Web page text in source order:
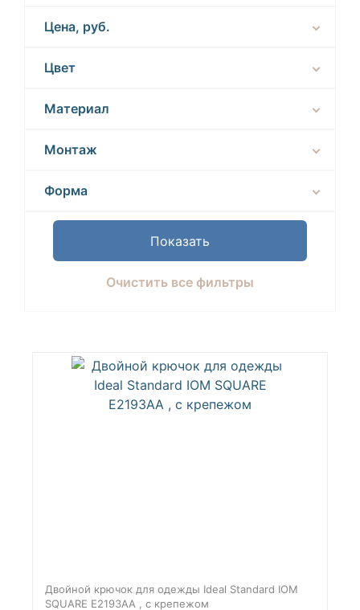
Цена, руб.
Цвет
Материал
Монтаж
Форма
Очистить все фильтры
Двойной крючок для одежды Ideal Standard IOM
SQUARE E2193AA , с крепежом